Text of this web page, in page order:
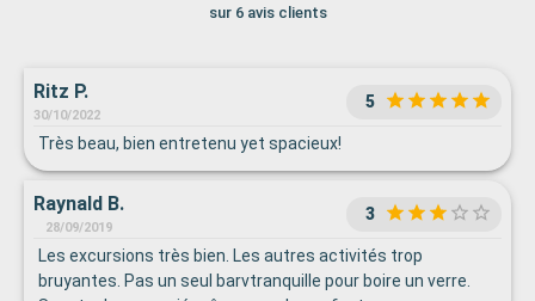
sur 6 avis clients
Ritz P.
30/10/2022
5
Très beau, bien entretenu yet spacieux!
Raynald B.
28/09/2019
3
Les excursions très bien. Les autres activités trop
bruyantes. Pas un seul barvtranquille pour boire un verre.